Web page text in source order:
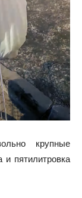
крупные
пятилитровка